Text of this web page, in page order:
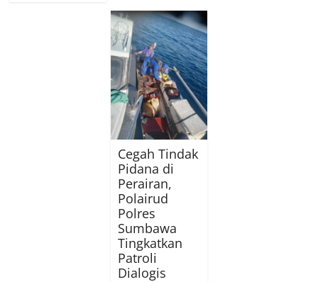
Cegah Tindak
Pidana di
Perairan,
Polairud
Polres
Sumbawa
Tingkatkan
Patroli
Dialogis